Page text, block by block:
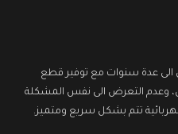
الى عدة سنوات مع توفير قطع
وعدم التعرض الى نفس المشكلة
تتم بشكل سريع ومتميز.